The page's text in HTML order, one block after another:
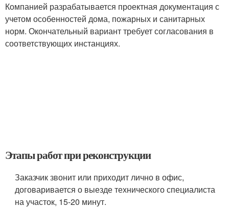
Компанией разрабатывается проектная документация с
учетом особенностей дома, пожарных и санитарных
норм. Окончательный вариант требует согласования в
соответствующих инстанциях.
Этапы работ при реконструкции
Заказчик звонит или приходит лично в офис,
договаривается о выезде технического специалиста
на участок, 15-20 минут.